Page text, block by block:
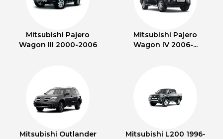
Mitsubishi Pajero
Wagon III 2000-2006
Mitsubishi Pajero
Wagon IV 2006-...
Mitsubishi Outlander
Mitsubishi L200 1996-